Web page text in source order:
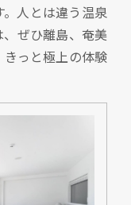
人とは違う温泉
ぜひ離島、奄美
っと極上の体験